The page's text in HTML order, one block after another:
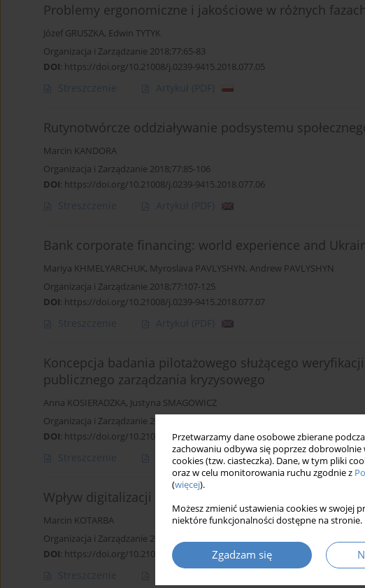
Przetwarzamy dane osobowe zbierane
zachowaniu odbywa się poprzez
cookies (tzw. ciasteczka). Dane, w tym pliki
oraz w celu monitorowania ruchu zgodnie z
(więcej).
Możesz zmienić ustawienia cookies w swojej
niektóre funkcjonalności dostępne na stronie.
Zgadzam się
Problemy ergonomiczne i jakościowe w różnych
Józef GRUSZKA, Edwin TYTYK
Organizacja i Zarządzanie 2018;77:65-83
DOI: https://doi.org/10.21008/j.0239-9415.2018.077.05
Streszczenie Artykuł (PDF)
Rutynotwórcze oddziaływanie podsystemu
Marcin KANDORA
Organizacja i Zarządzanie 2018;77:85-106
DOI: https://doi.org/10.21008/j.0239-9415.2018.077.06
Streszczenie Artykuł (PDF)
Bank corporate financing: world experience and
Mariya KHMELYARCHUK, Myroslava PAVLYSHYN, Andrew PAVLYSHYN
Organizacja i Zarządzanie 2018;77:107-125
DOI: https://doi.org/10.21008/j.0239-9415.2018.077.07
Streszczenie Artykuł (PDF)
Koncepcja badania pilotażowego służącego
publicznego zarządzania kryzysowego
Anna KOSIERADZKA, Justyna SMAGOWICZ
Organizacja i Zarządzanie 2018;77:127-143
DOI: https://doi.org/10.21008/j.0239-9415.2018.077.08
Streszczenie Artykuł(PDF)
Wpływ digitalizacji na transakcje M&A w bankowości
Marcin KOTARBA
Organizacja i Zarządzanie 2018;77:145-162
DOI: https://doi.org/10.21008/j.0239-9415.2018.077.09
Streszczenie